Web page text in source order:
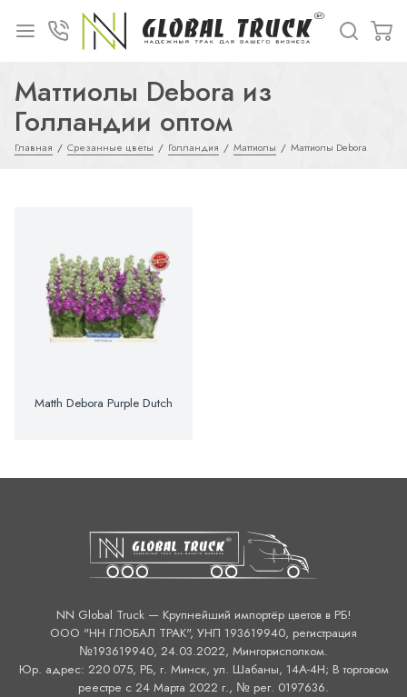
Маттиолы Debora из
Голландии оптом
Главная Срезанные цветы Голландия Маттиолы Маттиолы Debora
Matth Debora Purple Dutch
NN Global Truck — Крупнейший импортёр цветов в РБ!
ООО "НН ГЛОБАЛ ТРАК", УНП 193619940, регистрация
№193619940, 24.03.2022, Мингорисполком.
Юр. адрес: 220 075, РБ, г. Минск, ул. Шабаны, 14А-4H; В торговом
реестре с 24 Марта 2022 г., № рег. 0197636.